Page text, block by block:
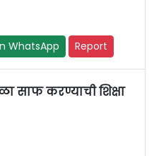
WhatsApp Report
साफ करण्याची शिक्षा